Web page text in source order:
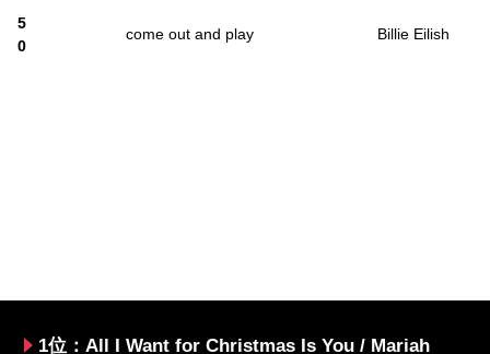
5
0
come out and play Billie Eilish
1位：All I Want for Christmas Is You / Mariah